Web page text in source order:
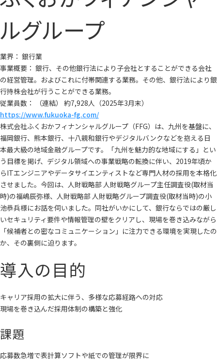
ルグループ
業界： 銀行業
事業概要： 銀行、その他銀行法により子会社とすることができる会社
の経営管理。およびこれに付帯関連する業務。その他、銀行法により銀
行持株会社が行うことができる業務。
従業員数： （連結） 約7,928人（2025年3月末）
https://www.fukuoka-fg.com/
株式会社ふくおかフィナンシャルグループ（FFG）は、九州を基盤に、
福岡銀行、熊本銀行、十八親和銀行やデジタルバンクなどを抱える日
本最大級の地域金融グループです。「九州を魅力的な地域にする」とい
う目標を掲げ、デジタル領域への事業戦略の転換に伴い、2019年頃か
らITエンジニアやデータサイエンティストなど専門人材の採用を本格化
させました。今回は、人財戦略部 人財戦略グループ主任調査役(取材当
時)の福嶋辰弥様、人財戦略部 人財戦略グループ調査役(取材当時)の小
池恭兵様にお話を伺いました。同社がいかにして、銀行ならではの厳し
いセキュリティ要件や情報管理の壁をクリアし、現場を巻き込みながら
「候補者との密なコミュニケーション」に注力できる環境を実現したの
か、その裏側に迫ります。
導入の目的
キャリア採用の拡大に伴う、多様な応募経路への対応
現場を巻き込んだ採用体制の構築と強化
課題
応募数急増で表計算ソフトや紙での管理が限界に